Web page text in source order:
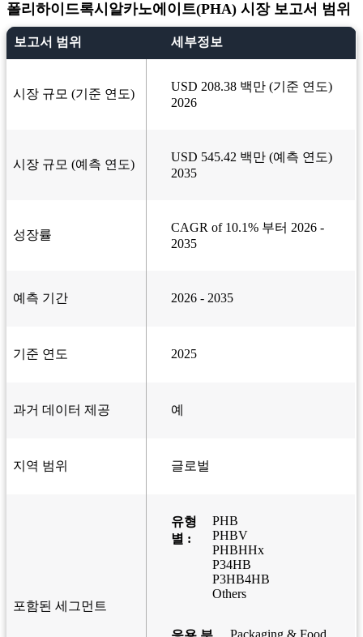
폴리하이드록시알카노에이트(PHA) 시장 보고서 범위
보고서 범위 세부정보
시장 규모 (기준 연도)
USD 208.38 백만 (기준 연도)
2026
시장 규모 (예측 연도)
USD 545.42 백만 (예측 연도)
2035
성장률
CAGR of 10.1% 부터 2026 -
2035
예측 기간 2026 - 2035
기준 연도 2025
과거 데이터 제공 예
지역 범위 글로벌
포함된 세그먼트
유형
별 :
PHB
PHBV
PHBHHx
P34HB
P3HB4HB
Others
Packaging & Food